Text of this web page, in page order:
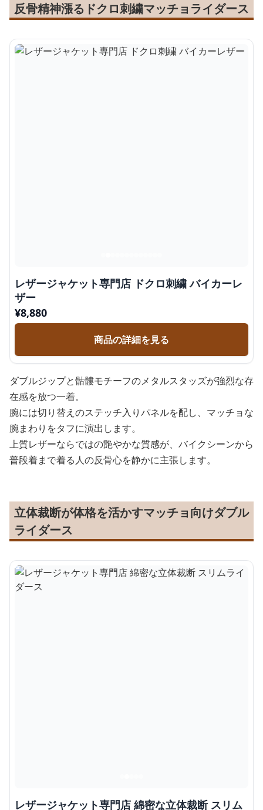
反骨精神漲るドクロ刺繍マッチョライダース
レザージャケット専門店 ドクロ刺繍 バイカーレ
ザー
¥8,880
商品の詳細を見る
ダブルジップと骷髏モチーフのメタルスタッズが強烈な存
在感を放つ一着。
腕には切り替えのステッチ入りパネルを配し、マッチョな
腕まわりをタフに演出します。
上質レザーならではの艶やかな質感が、バイクシーンから
普段着まで着る人の反骨心を静かに主張します。
立体裁断が体格を活かすマッチョ向けダブル
ライダース
レザージャケット専門店 綿密な立体裁断 スリム